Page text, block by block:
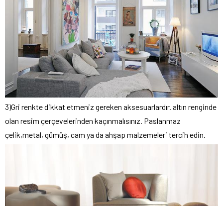
3)Gri renkte dikkat etmeniz gereken aksesuarlardır. altın renginde
olan resim çerçevelerinden kaçınmalısınız. Paslanmaz
çelik,metal, gümüş, cam ya da ahşap malzemeleri tercih edin.